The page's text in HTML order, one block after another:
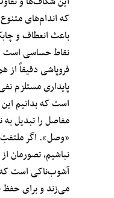
که اندام‌های
باعث انعطاف و
نقاط حساسی است
فروپاشی دقیقاً از
پایداری مستلزم
است که بدانیم
مفاصل را تبدیل
«وصل». اگر ملتفتِ
نباشیم، تصورمان
آشوب‌ناکی است
می‌زند و برای